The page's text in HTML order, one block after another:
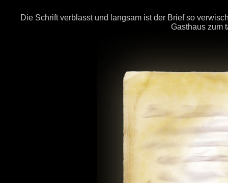
Die Schrift verblasst und langsam ist der Brief so
Gasthaus zum